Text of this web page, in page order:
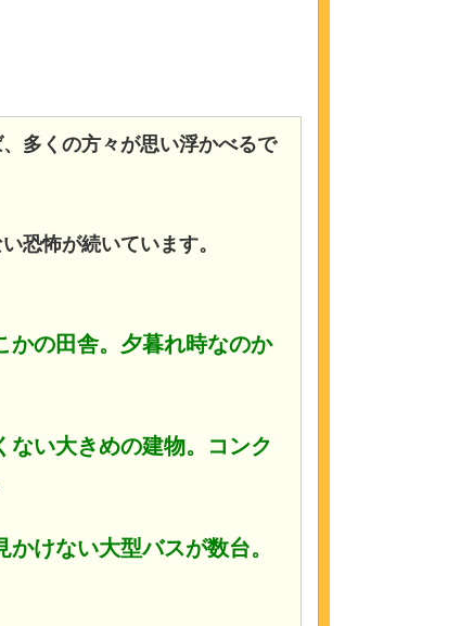
多くの方々が思い浮かべるで
恐怖が続いています。
かの田舎。夕暮れ時なのか
ない大きめの建物。コンク
けない大型バスが数台。